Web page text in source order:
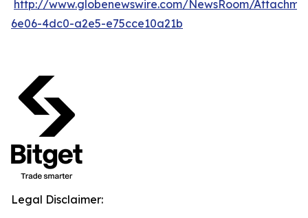
http://www.globenewswire.com/NewsRoom/
6e06-4dc0-a2e5-e75cce10a21b
Legal Disclaimer: